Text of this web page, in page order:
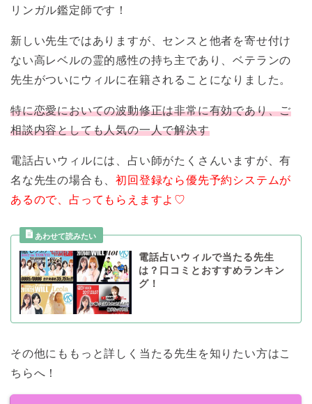
リンガル鑑定師です！
新しい先生ではありますが、センスと他者を寄せ付け
ない高レベルの霊的感性の持ち主であり、ベテランの
先生がついにウィルに在籍されることになりました。
特に恋愛においての波動修正は非常に有効であり、ご
相談内容としても人気の一人で解決す
電話占いウィルには、占い師がたくさんいますが、有
名な先生の場合も、初回登録なら優先予約システムが
あるので、占ってもらえますよ♡
電話占いウィルで当たる先生
は？口コミとおすすめランキン
グ！
その他にももっと詳しく当たる先生を知りたい方はこ
ちらへ！